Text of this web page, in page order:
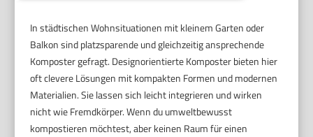
In städtischen Wohnsituationen mit kleinem Garten oder
Balkon sind platzsparende und gleichzeitig ansprechende
Komposter gefragt. Designorientierte Komposter bieten hier
oft clevere Lösungen mit kompakten Formen und modernen
Materialien. Sie lassen sich leicht integrieren und wirken
nicht wie Fremdkörper. Wenn du umweltbewusst
kompostieren möchtest, aber keinen Raum für einen